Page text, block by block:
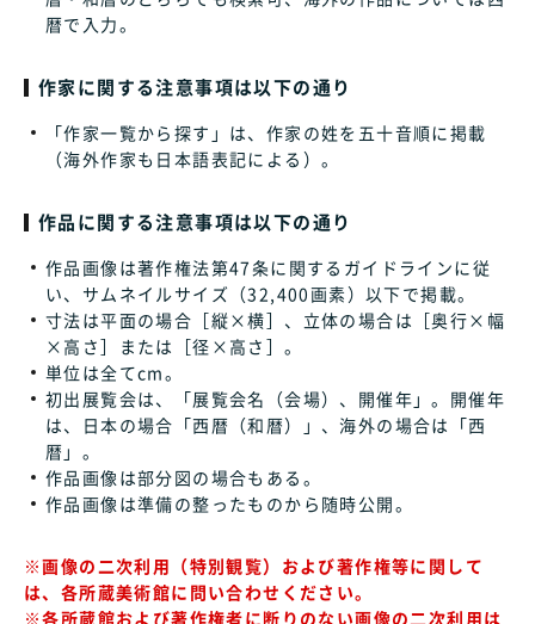
暦で入力。
作家に関する注意事項は以下の通り
「作家一覧から探す」は、作家の姓を五十音順に掲載
（海外作家も日本語表記による）。
作品に関する注意事項は以下の通り
作品画像は著作権法第47条に関するガイドラインに従
い、サムネイルサイズ（32,400画素）以下で掲載。
寸法は平面の場合［縦×横］、立体の場合は［奥行×幅
×高さ］または［径×高さ］。
単位は全てcm。
初出展覧会は、「展覧会名（会場）、開催年」。開催年
は、日本の場合「西暦（和暦）」、海外の場合は「西
暦」。
作品画像は部分図の場合もある。
作品画像は準備の整ったものから随時公開。
※画像の二次利用（特別観覧）および著作権等に関して
は、各所蔵美術館に問い合わせください。
※各所蔵館および著作権者に断りのない画像の二次利用は